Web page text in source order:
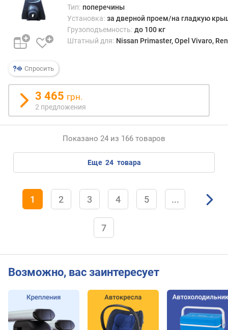
Спросить
Тип: поперечины
Установка: за дверной проем/на гладкую
Грузоподъемность: до 100 кг
Штатный для: Nissan Primaster, Opel Vivaro,
3 465 грн.
2 предложения
Показано 24 из 166 товаров
еще 24 товара
1 2 3 4 5 ...
7
Возможно, вас заинтересует